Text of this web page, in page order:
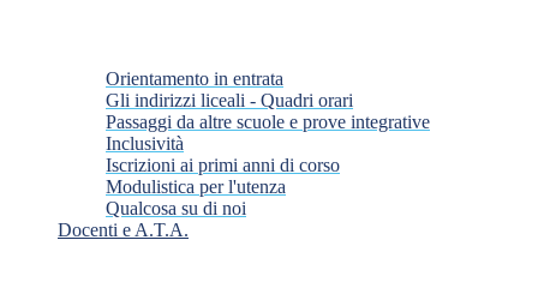
Orientamento in entrata
Gli indirizzi liceali - Quadri orari
Passaggi da altre scuole e prove integrative
Inclusività
Iscrizioni ai primi anni di corso
Modulistica per l'utenza
Qualcosa su di noi
Docenti e A.T.A.